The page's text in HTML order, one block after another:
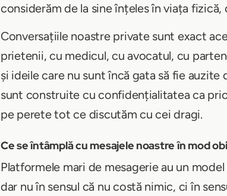
considerăm de la sine înțeles în viața
Conversațiile noastre private sunt exact
prietenii, cu medicul, cu avocatul, cu
și ideile care nu sunt încă gata să fie
sunt construite cu confidențialitatea ca
pe perete tot ce discutăm cu cei dragi.
Ce se întâmplă cu mesajele noastre în mod
Platformele mari de mesagerie au un
dar nu în sensul că nu costă nimic, ci în